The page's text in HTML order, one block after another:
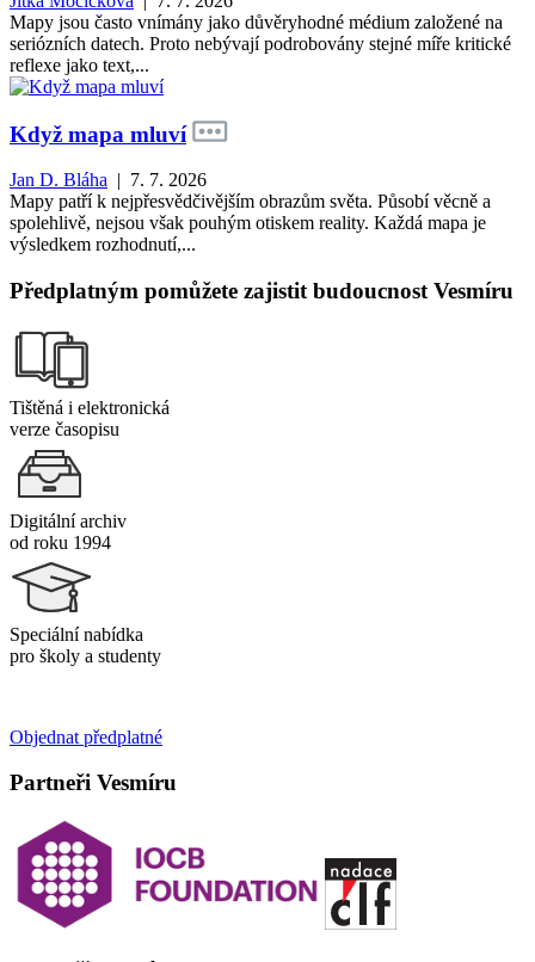
Mapy jsou často vnímány jako důvěryhodné médium založené na
seriózních datech. Proto nebývají podrobovány stejné míře kritické
reflexe jako text,...
Když mapa mluví
Jan D. Bláha | 7. 7. 2026
Mapy patří k nejpřesvědčivějším obrazům světa. Působí věcně a
spolehlivě, nejsou však pouhým otiskem reality. Každá mapa je
výsledkem rozhodnutí,...
Předplatným pomůžete zajistit budoucnost Vesmíru
Tištěná i elektronická
verze časopisu
Digitální archiv
od roku 1994
Speciální nabídka
pro školy a studenty
Objednat předplatné
Partneři Vesmíru